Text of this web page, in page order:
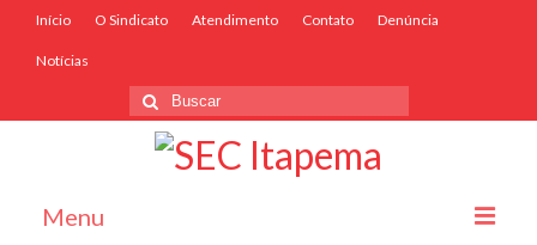
Início O Sindicato Atendimento Contato Denúncia
Notícias
Menu